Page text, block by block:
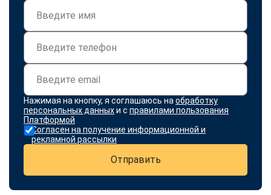
Нажимая на кнопку, я соглашаюсь на обработку
персональных данныхи с правилами пользования
Платформой
Согласен на получение информационной и
рекламной рассылки
Отправить